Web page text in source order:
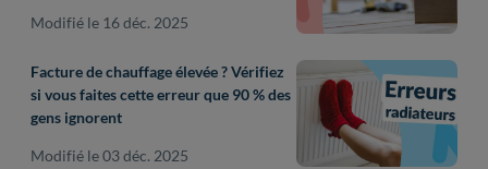
Modifié le 16 déc. 2025
Facture de chauffage élevée ? Vérifiez
si vous faites cette erreur que 90 % des
gens ignorent
Modifié le 03 déc. 2025